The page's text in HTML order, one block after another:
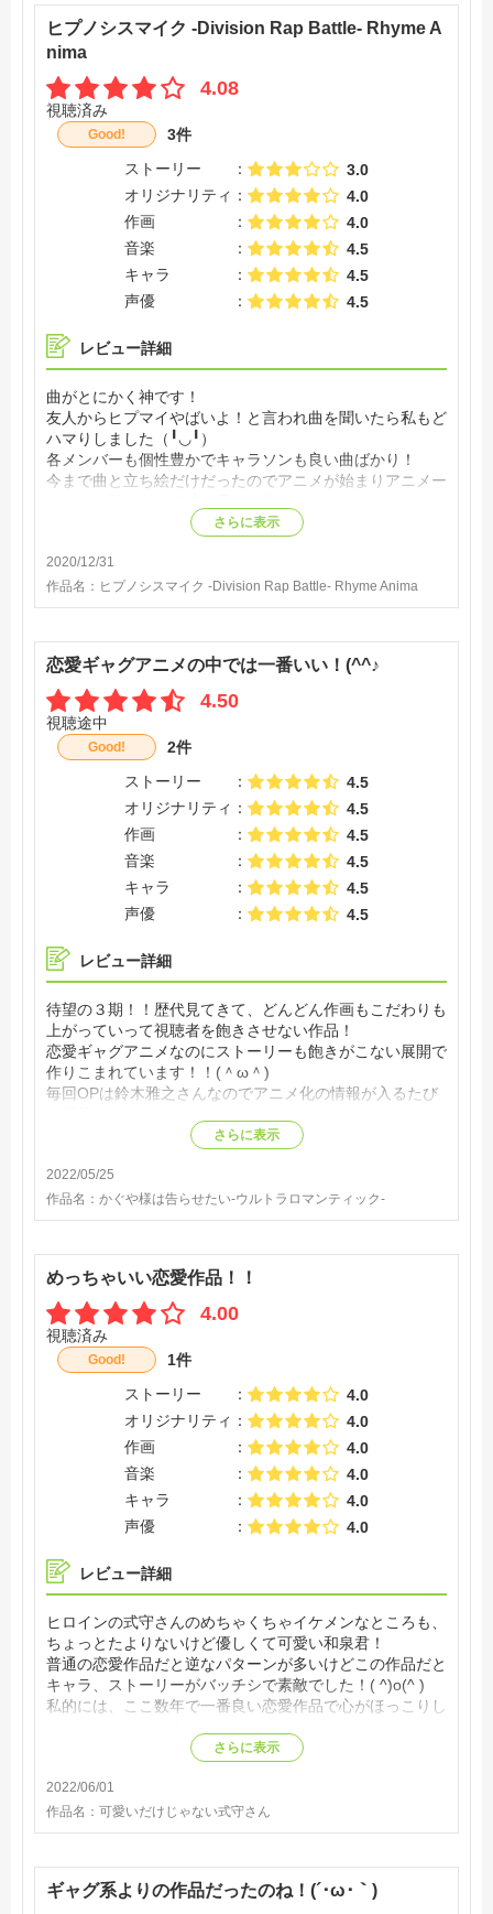
ヒプノシスマイク -Division Rap Battle- Rhyme A
nima
4.08
視聴済み
Good!
3件
ストーリー
3.0
オリジナリティ
4.0
作画
4.0
音楽
4.5
キャラ
4.5
声優
4.5
レビュー詳細
曲がとにかく神です！
友人からヒプマイやばいよ！と言われ曲を聞いたら私もど
ハマりしました（╹◡╹）
各メンバーも個性豊かでキャラソンも良い曲ばかり！
今まで曲と立ち絵だけだったのでアニメが始まりアニメー
さらに表示
2020/12/31
作品名： ヒプノシスマイク -Division Rap Battle- Rhyme Anima
恋愛ギャグアニメの中では一番いい！(^^♪
4.50
視聴途中
Good!
2件
ストーリー
4.5
オリジナリティ
4.5
作画
4.5
音楽
4.5
キャラ
4.5
声優
4.5
レビュー詳細
待望の３期！！歴代見てきて、どんどん作画もこだわりも
上がっていって視聴者を飽きさせない作品！
恋愛ギャグアニメなのにストーリーも飽きがこない展開で
作りこまれています！！(＾ω＾)
毎回OPは鈴木雅之さんなのでアニメ化の情報が入るたび
今作も安定の良作で最高です！(*^▽^*)
さらに表示
2022/05/25
作品名： かぐや様は告らせたい-ウルトラロマンティック-
めっちゃいい恋愛作品！！
4.00
視聴済み
Good!
1件
ストーリー
4.0
オリジナリティ
4.0
作画
4.0
音楽
4.0
キャラ
4.0
声優
4.0
レビュー詳細
ヒロインの式守さんのめちゃくちゃイケメンなところも、
ちょっとたよりないけど優しくて可愛い和泉君！
普通の恋愛作品だと逆なパターンが多いけどこの作品だと
キャラ、ストーリーがバッチシで素敵でした！( ^)o(^ )
私的には、ここ数年で一番良い恋愛作品で心がほっこりし
さらに表示
2022/06/01
作品名： 可愛いだけじゃない式守さん
ギャグ系よりの作品だったのね！(´･ω･｀)